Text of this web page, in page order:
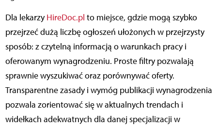
Dla lekarzyHireDoc.pl to miejsce, gdzie mogą szybko
przejrzeć dużą liczbę ogłoszeń ułożonych w przejrzysty
sposób: z czytelną informacją o warunkach pracy i
oferowanym wynagrodzeniu. Proste filtry pozwalają
sprawnie wyszukiwać oraz porównywać oferty.
Transparentne zasady i wymóg publikacji wynagrodzenia
pozwala zorientować się w aktualnych trendach i
widełkach adekwatnych dla danej specjalizacji w